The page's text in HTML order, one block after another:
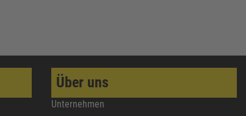
Über uns
Unternehmen